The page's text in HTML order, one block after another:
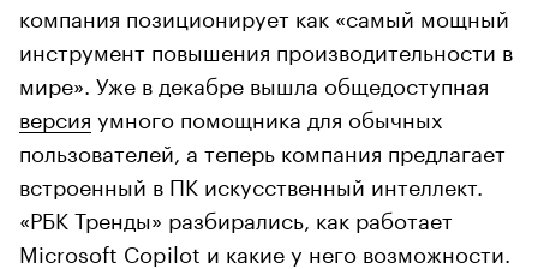
компания позиционирует как «самый мощный
инструмент повышения производительности в
мире». Уже в декабре вышла общедоступная
версия умного помощника для обычных
пользователей, а теперь компания предлагает
встроенный в ПК искусственный интеллект.
«РБК Тренды» разбирались, как работает
Microsoft Copilot и какие у него возможности.